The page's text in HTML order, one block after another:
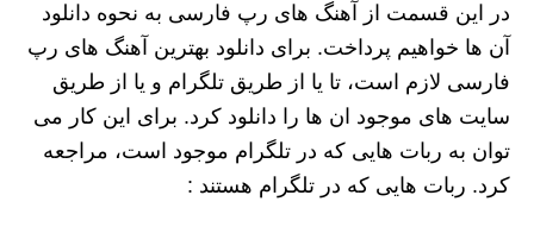
در این قسمت از آهنگ های رپ فارسی به نحوه دانلود
آن ها خواهیم پرداخت. برای دانلود بهترین آهنگ های رپ
فارسی لازم است، تا یا از طریق تلگرام و یا از طریق
سایت های موجود ان ها را دانلود کرد. برای این کار می
توان به ربات هایی که در تلگرام موجود است، مراجعه
کرد. ربات هایی که در تلگرام هستند :